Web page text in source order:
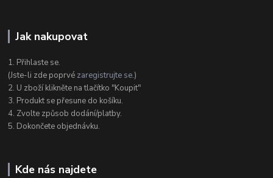
Jak nakupovat
1. Přihlaste se.
(Jste-li zde poprvé zaregistrujte se.)
2. U zboží klikněte na tlačítko "Koupit"
3. Produkt se přesune do košíku.
4. Zvolte způsob dodání/platby.
5. Dokončete objednávku.
Kde nás najdete